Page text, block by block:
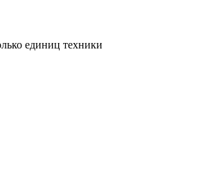
единиц техники